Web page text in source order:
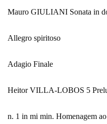
Mauro GIULIANI Sonata in
Allegro spiritoso
Adagio Finale
Heitor VILLA-LOBOS 5
n. 1 in mi min. Homenagem